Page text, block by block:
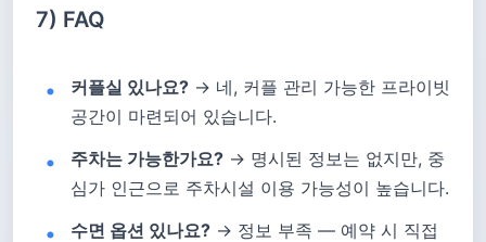
7) FAQ
커플실 있나요? → 네, 커플 관리 가능한 프라이빗
공간이 마련되어 있습니다.
주차는 가능한가요? → 명시된 정보는 없지만, 중
심가 인근으로 주차시설 이용 가능성이 높습니다.
수면 옵션 있나요? → 정보 부족 — 예약 시 직접